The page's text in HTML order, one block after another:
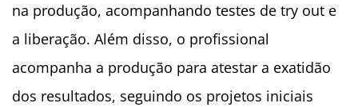
na produção, acompanhando testes de try out e
a liberação. Além disso, o profissional
acompanha a produção para atestar a exatidão
dos resultados, seguindo os projetos iniciais